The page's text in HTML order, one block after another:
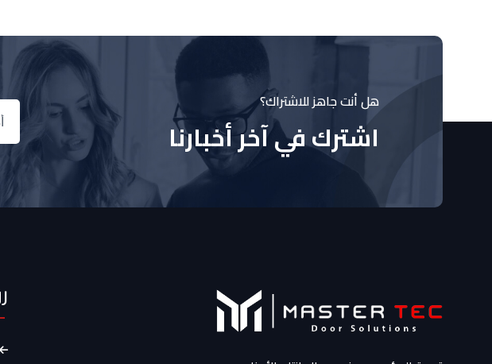
هل أنت جاهز للاشتراك؟
اشترك في آخر أخبارنا